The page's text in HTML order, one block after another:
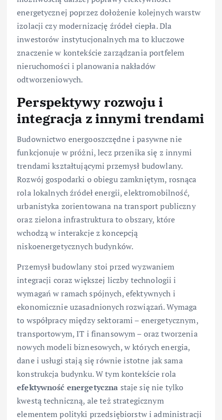
energetycznej poprzez dołożenie kolejnych warstw
izolacji czy modernizację źródeł ciepła. Dla
inwestorów instytucjonalnych ma to kluczowe
znaczenie w kontekście zarządzania portfelem
nieruchomości i planowania nakładów
odtworzeniowych.
Perspektywy rozwoju i
integracja z innymi trendami
Budownictwo energooszczędne i pasywne nie
funkcjonuje w próżni, lecz przenika się z innymi
trendami kształtującymi przemysł budowlany.
Rozwój gospodarki o obiegu zamkniętym, rosnąca
rola lokalnych źródeł energii, elektromobilność,
urbanistyka zorientowana na transport publiczny
oraz zielona infrastruktura to obszary, które
wchodzą w interakcje z koncepcją
niskoenergetycznych budynków.
Przemysł budowlany stoi przed wyzwaniem
integracji coraz większej liczby technologii i
wymagań w ramach spójnych, efektywnych i
ekonomicznie uzasadnionych rozwiązań. Wymaga
to współpracy między sektorami – energetycznym,
transportowym, IT i finansowym – oraz tworzenia
nowych modeli biznesowych, w których energia,
dane i usługi stają się równie istotne jak sama
konstrukcja budynku. W tym kontekście rola
efektywność energetyczna staje się nie tylko
kwestą techniczną, ale też strategicznym
elementem polityki przedsiębiorstw i administracji